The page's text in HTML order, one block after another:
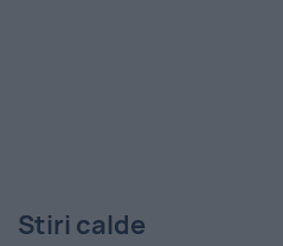
Stiri calde